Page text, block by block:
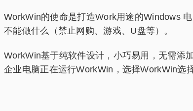
WorkWin的使命是打造Work用途的Windows
不能做什么（禁止网购、游戏、U盘等）。
WorkWin基于纯软件设计，小巧易用，无需添
企业电脑正在运行WorkWin，选择WorkWin选择